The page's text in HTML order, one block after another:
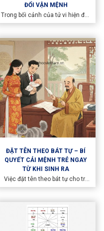
ĐỔI VẬN MỆNH
Trong bối cảnh của tử vi hiện đại,
việc ứng dụng tử vi vào lĩnh vực
nguyên mới của sự tinh tế và
hiệu quả. Thay vì chỉ dừng lại ở
các nguyên tắc phong thủy phổ
quát, khô khan, xu hướng tử vi
phong thủy ngày nay chú trọng
vào việc cá nhân hóa giải pháp
ĐẶT TÊN THEO BÁT TỰ – BÍ
QUYẾT CẢI MỆNH TRẺ NGAY
TỪ KHI SINH RA
Việc đặt tên theo bát tự cho trẻ
không đơn thuần chỉ là chọn một
với Bát Tự (tứ trụ gồm giờ, ngày,
tháng, năm sinh) để hỗ trợ vận
mệnh của bé.